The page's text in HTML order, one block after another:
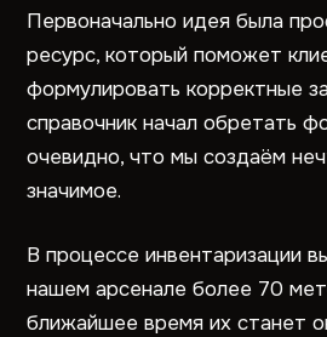
Первоначально идея была
ресурс, который поможет
формулировать корректные
справочник начал обретать
очевидно, что мы создаём
значимое.
В процессе инвентаризации
нашем арсенале более 70
ближайшее время их станет